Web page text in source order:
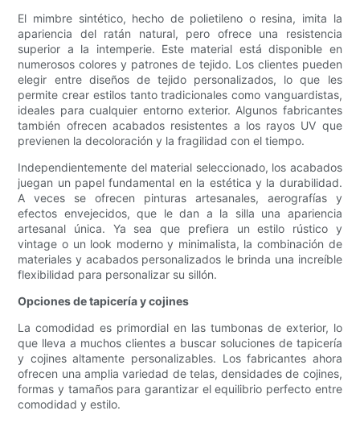
El mimbre sintético, hecho de polietileno o resina, imita la
apariencia del ratán natural, pero ofrece una resistencia
superior a la intemperie. Este material está disponible en
numerosos colores y patrones de tejido. Los clientes pueden
elegir entre diseños de tejido personalizados, lo que les
permite crear estilos tanto tradicionales como vanguardistas,
ideales para cualquier entorno exterior. Algunos fabricantes
también ofrecen acabados resistentes a los rayos UV que
previenen la decoloración y la fragilidad con el tiempo.
Independientemente del material seleccionado, los acabados
juegan un papel fundamental en la estética y la durabilidad.
A veces se ofrecen pinturas artesanales, aerografías y
efectos envejecidos, que le dan a la silla una apariencia
artesanal única. Ya sea que prefiera un estilo rústico y
vintage o un look moderno y minimalista, la combinación de
materiales y acabados personalizados le brinda una increíble
flexibilidad para personalizar su sillón.
Opciones de tapicería y cojines
La comodidad es primordial en las tumbonas de exterior, lo
que lleva a muchos clientes a buscar soluciones de tapicería
y cojines altamente personalizables. Los fabricantes ahora
ofrecen una amplia variedad de telas, densidades de cojines,
formas y tamaños para garantizar el equilibrio perfecto entre
comodidad y estilo.